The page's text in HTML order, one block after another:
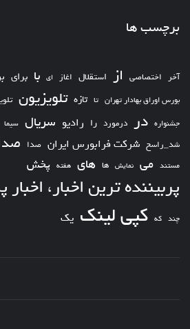
برچسب ها
آخر اختصاصی از استقلال اغاز ای با برای
بورس اوراق بهادار تهران تا تازه تلویزیون
جشنواره در درمورد را رادیو سریال سیما
شد_راسخ شرکت فرابورس ایران صدا
مستند می نمایش ها های هفته پخش
پربیننده ترین اخبار، اخبار
چند که کپی لینک یک